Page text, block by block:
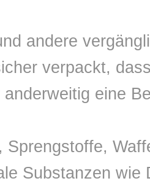
andere
verpackt,
eine
Sprengstoffe,
Substanzen